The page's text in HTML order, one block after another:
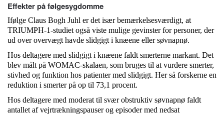
Effekter på følgesygdomme
Ifølge Claus Bogh Juhl er det især bemærkelsesværdigt, at
TRIUMPH-1-studiet også viste mulige gevinster for personer, der
ud over overvægt havde slidgigt i knæene eller søvnapnø.
Hos deltagere med slidgigt i knæene faldt smerterne markant. Det
blev målt på WOMAC-skalaen, som bruges til at vurdere smerter,
stivhed og funktion hos patienter med slidgigt. Her så forskerne en
reduktion i smerter på op til 73,1 procent.
Hos deltagere med moderat til svær obstruktiv søvnapnø faldt
antallet af vejrtrækningspauser og episoder med nedsat